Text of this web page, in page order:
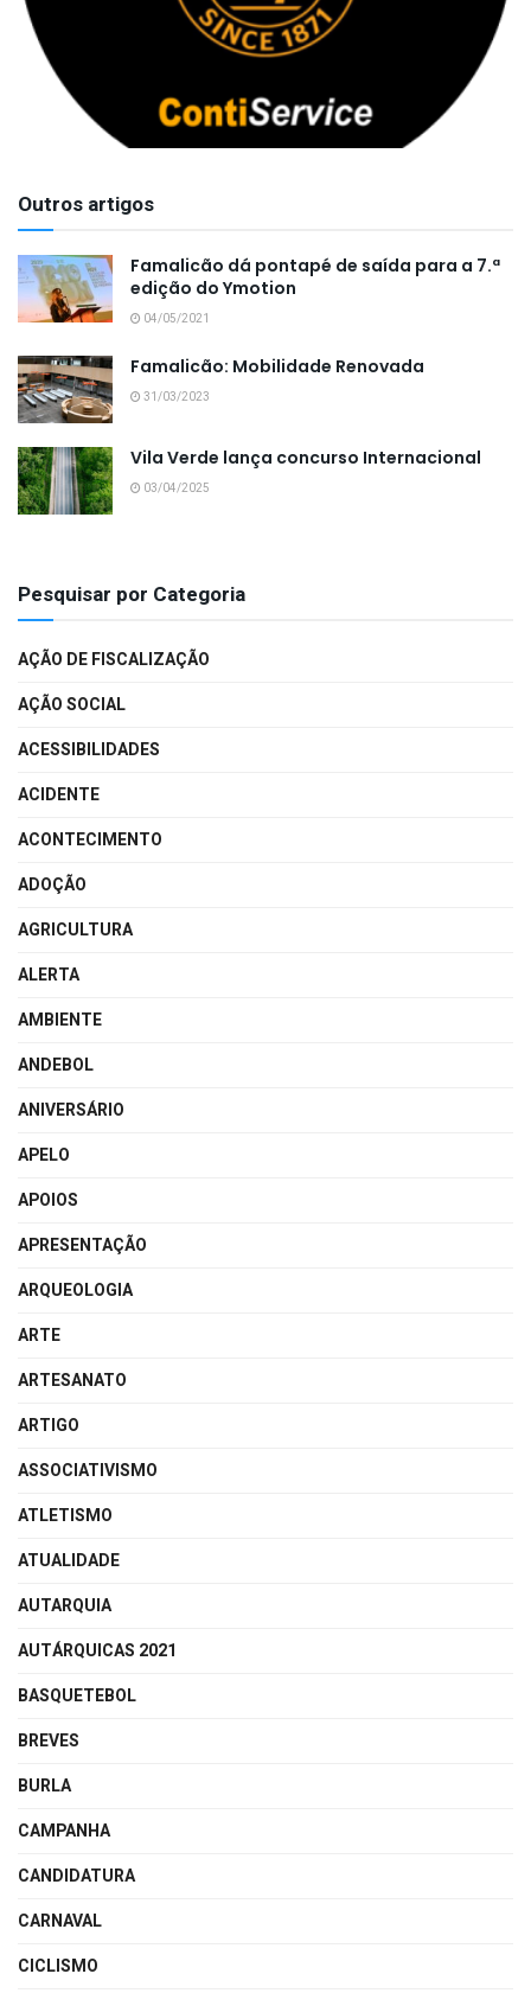
Outros artigos
Famalicão dá pontapé de saída para a 7.ª
edição do Ymotion
04/05/2021
Famalicão: Mobilidade Renovada
31/03/2023
Vila Verde lança concurso Internacional
03/04/2025
Pesquisar por Categoria
AÇÃO DE FISCALIZAÇÃO
AÇÃO SOCIAL
ACESSIBILIDADES
ACIDENTE
ACONTECIMENTO
ADOÇÃO
AGRICULTURA
ALERTA
AMBIENTE
ANDEBOL
ANIVERSÁRIO
APELO
APOIOS
APRESENTAÇÃO
ARQUEOLOGIA
ARTE
ARTESANATO
ARTIGO
ASSOCIATIVISMO
ATLETISMO
ATUALIDADE
AUTARQUIA
AUTÁRQUICAS 2021
BASQUETEBOL
BREVES
BURLA
CAMPANHA
CANDIDATURA
CARNAVAL
CICLISMO